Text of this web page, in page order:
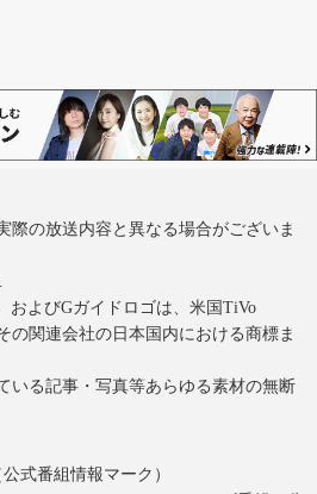
際の放送内容と異なる場合がございま
およびGガイドロゴは、米国TiVo
の関連会社の日本国内における商標ま
いる記事・写真等あらゆる素材の無断
式番組情報マーク）